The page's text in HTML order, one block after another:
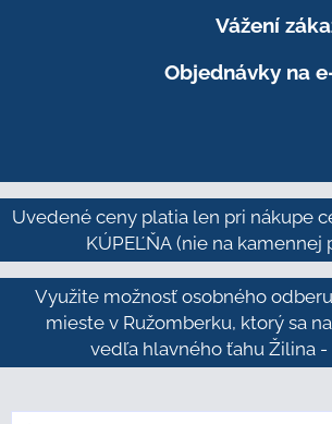
Vážení
Objednávky na
Uvedené ceny platia len pri nákupe
KÚPEĽŇA (nie na kamennej
Využite možnosť osobného
mieste v Ružomberku, ktorý sa
vedľa hlavného ťahu Žilina -